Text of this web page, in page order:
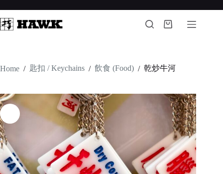
to
content
Shopping
Home / 匙扣 / Keychains / 飲食 (Food) / 乾炒牛河